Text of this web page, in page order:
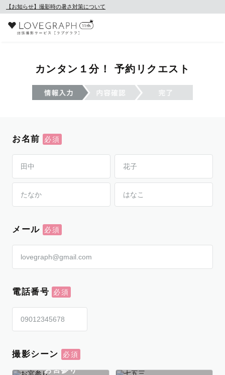
【お知らせ】撮影時の暑さ対策について
カンタン１分！ 予約リクエスト
お名前
メール
電話番号
撮影シーン
お宮参り